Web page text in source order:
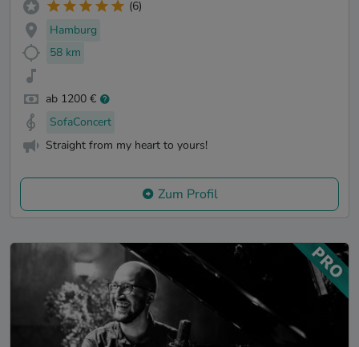
(6)
Hamburg
58 km
ab 1200 €
SofaConcert
Straight from my heart to yours!
Zum Profil